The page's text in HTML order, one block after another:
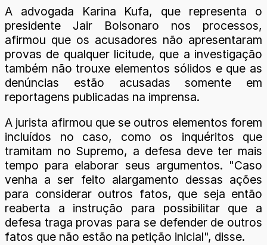
A advogada Karina Kufa, que representa o
presidente Jair Bolsonaro nos processos,
afirmou que os acusadores não apresentaram
provas de qualquer licitude, que a investigação
também não trouxe elementos sólidos e que as
denúncias estão acusadas somente em
reportagens publicadas na imprensa.
A jurista afirmou que se outros elementos forem
incluídos no caso, como os inquéritos que
tramitam no Supremo, a defesa deve ter mais
tempo para elaborar seus argumentos. "Caso
venha a ser feito alargamento dessas ações
para considerar outros fatos, que seja então
reaberta a instrução para possibilitar que a
defesa traga provas para se defender de outros
fatos que não estão na petição inicial", disse.